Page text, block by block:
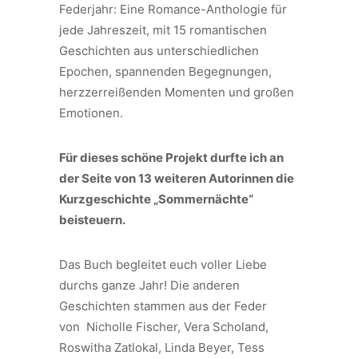
Federjahr: Eine Romance-Anthologie für
jede Jahreszeit, mit 15 romantischen
Geschichten aus unterschiedlichen
Epochen, spannenden Begegnungen,
herzzerreißenden Momenten und großen
Emotionen.
Für dieses schöne Projekt durfte ich an
der Seite von 13 weiteren Autorinnen die
Kurzgeschichte „Sommernächte“
beisteuern.
Das Buch begleitet euch voller Liebe
durchs ganze Jahr! Die anderen
Geschichten stammen aus der Feder
von Nicholle Fischer, Vera Scholand,
Roswitha Zatlokal, Linda Beyer, Tess